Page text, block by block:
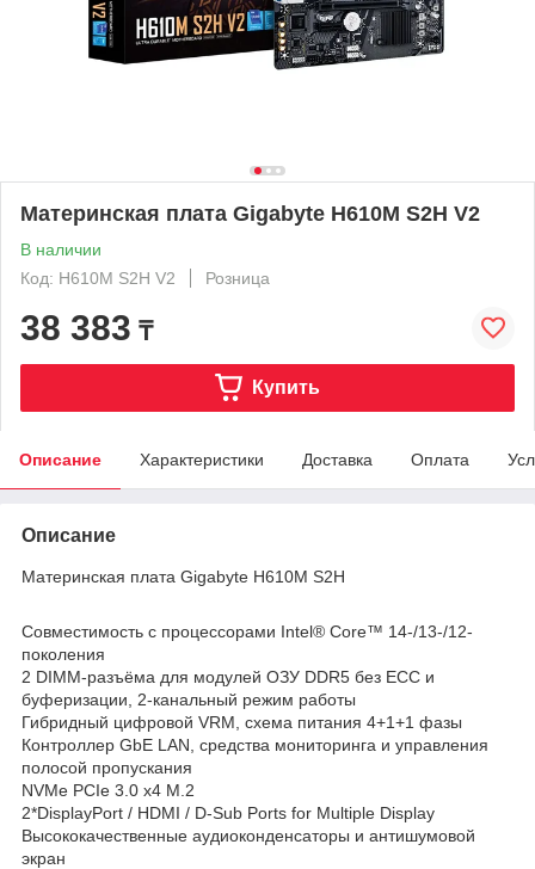
Материнская плата Gigabyte H610M S2H V2
В наличии
Код: H610M S2H V2
Розница
38 383 ₸
Купить
Описание Характеристики Доставка Оплата
Описание
Материнская плата Gigabyte H610M S2H
Совместимость с процессорами Intel® Core™ 14-/13-/12-
поколения
2 DIMM-разъёма для модулей ОЗУ DDR5 без ECC и
буферизации, 2-канальный режим работы
Гибридный цифровой VRM, схема питания 4+1+1 фазы
Контроллер GbE LAN, средства мониторинга и управления
полосой пропускания
NVMe PCIe 3.0 x4 M.2
2*DisplayPort / HDMI / D-Sub Ports for Multiple Display
Высококачественные аудиоконденсаторы и антишумовой
экран